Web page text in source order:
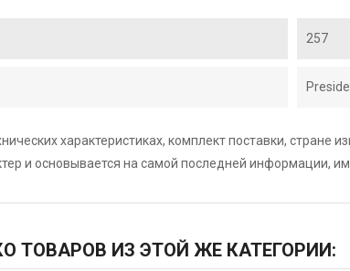
257
характеристиках, комплект поставки, стране
и основывается на самой последней информации,
ТОВАРОВ ИЗ ЭТОЙ ЖЕ КАТЕГОРИИ: